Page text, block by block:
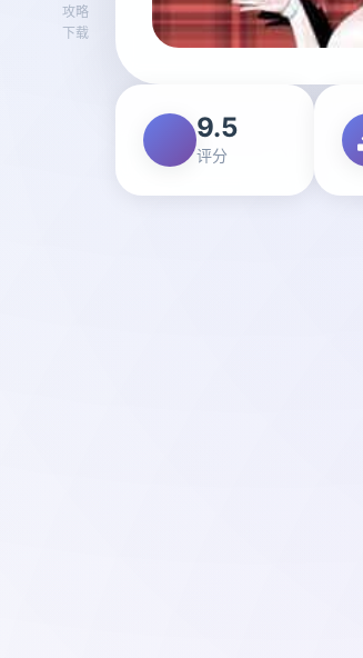
攻略
下载
9.5
评分